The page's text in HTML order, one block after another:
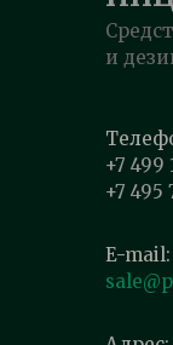
и
+7 499
+7 495
E-mail: